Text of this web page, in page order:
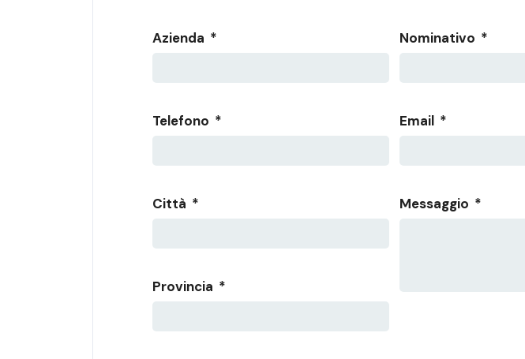
Azienda * Nominativo *
Telefono * Email *
Città *
Provincia *
Messaggio *